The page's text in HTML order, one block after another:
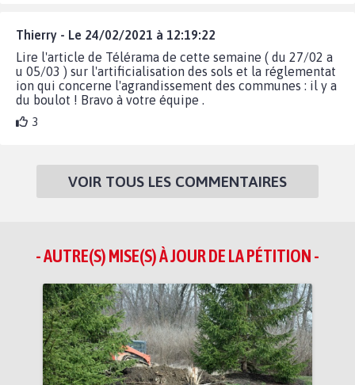
Thierry - Le 24/02/2021 à 12:19:22
Lire l'article de Télérama de cette semaine ( du 27/02 a
u 05/03 ) sur l'artificialisation des sols et la réglementat
ion qui concerne l'agrandissement des communes : il y a
du boulot ! Bravo à votre équipe .
3
VOIR TOUS LES COMMENTAIRES
- AUTRE(S) MISE(S) À JOUR DE LA PÉTITION -